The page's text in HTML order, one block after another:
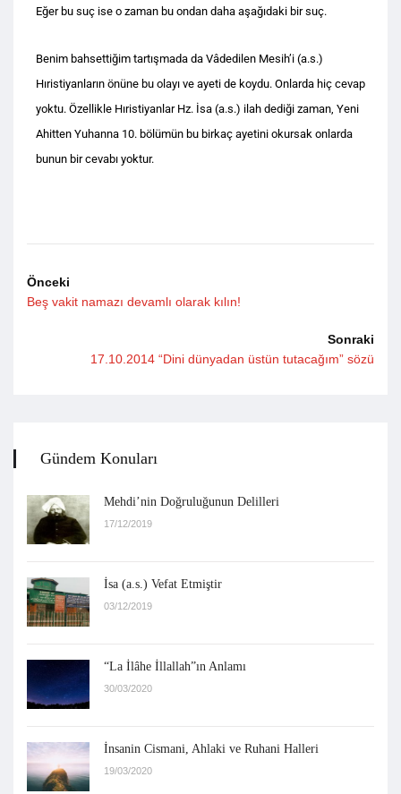
Eğer bu suç ise o zaman bu ondan daha aşağıdaki bir suç.
Benim bahsettiğim tartışmada da Vâdedilen Mesih’i (a.s.)
Hıristiyanların önüne bu olayı ve ayeti de koydu. Onlarda hiç cevap
yoktu. Özellikle Hıristiyanlar Hz. İsa (a.s.) ilah dediği zaman, Yeni
Ahitten Yuhanna 10. bölümün bu birkaç ayetini okursak onlarda
bunun bir cevabı yoktur.
Önceki
Beş vakit namazı devamlı olarak kılın!
Sonraki
17.10.2014 “Dini dünyadan üstün tutacağım” sözü
Gündem Konuları
Mehdi’nin Doğruluğunun Delilleri
17/12/2019
İsa (a.s.) Vefat Etmiştir
03/12/2019
“La İlâhe İllallah”ın Anlamı
30/03/2020
İnsanin Cismani, Ahlaki ve Ruhani Halleri
19/03/2020